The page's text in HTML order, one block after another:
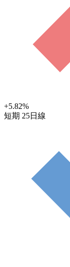
+5.82%
短期 25日線